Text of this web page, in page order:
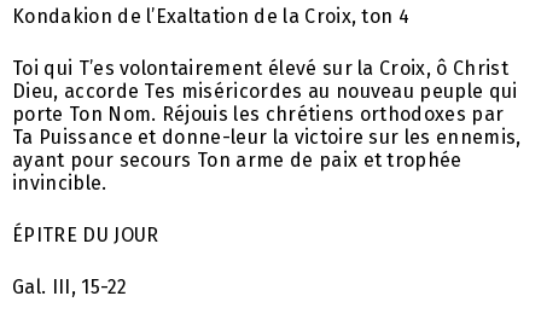
Kondakion de l’Exaltation de la Croix, ton 4
Toi qui T’es volontairement élevé sur la Croix, ô Christ
Dieu, accorde Tes miséricordes au nouveau peuple qui
porte Ton Nom. Réjouis les chrétiens orthodoxes par
Ta Puissance et donne-leur la victoire sur les ennemis,
ayant pour secours Ton arme de paix et trophée
invincible.
ÉPITRE DU JOUR
Gal. III, 15-22